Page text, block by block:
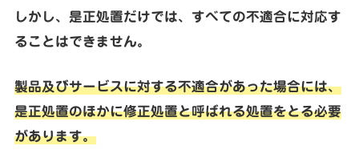
しかし、是正処置だけでは、すべての不適合に対応す
ることはできません。
製品及びサービスに対する不適合があった場合には、
是正処置のほかに修正処置と呼ばれる処置をとる必要
があります。